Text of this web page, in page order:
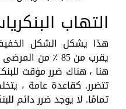
التهاب
هذا يشكل الشكل
يقرب من 85 ٪ من
هنا ، هناك ضرر مؤقت
تتضرر. كقاعدة عامة ،
تمامًا. لا يوجد ضرر دائم